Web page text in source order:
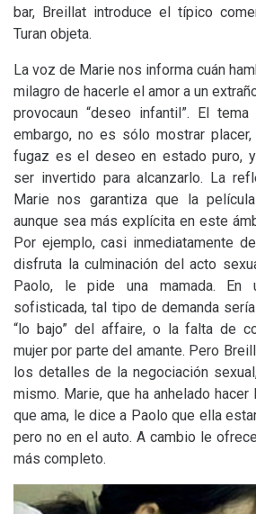
bar, Breillat introduce el típico
Turan objeta.
La voz de Marie nos informa cuán
milagro de hacerle el amor a un
provocaun “deseo infantil”. El
embargo, no es sólo mostrar
fugaz es el deseo en estado puro,
ser invertido para alcanzarlo. La
Marie nos garantiza que la
aunque sea más explícita en este
Por ejemplo, casi inmediatamente
disfruta la culminación del acto
Paolo, le pide una mamada. En
sofisticada, tal tipo de demanda
“lo bajo” del affaire, o la falta de
mujer por parte del amante. Pero
los detalles de la negociación
mismo. Marie, que ha anhelado hacer
que ama, le dice a Paolo que ella
pero no en el auto. A cambio le
más completo.